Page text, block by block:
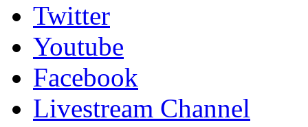
Twitter
Youtube
Facebook
Livestream Channel